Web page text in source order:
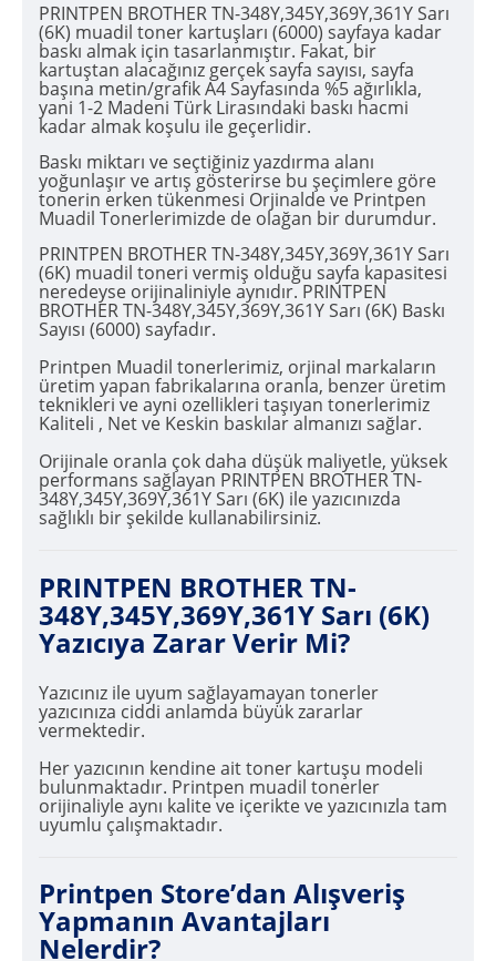
PRINTPEN BROTHER TN-348Y,345Y,369Y,361Y Sarı
(6K) muadil toner kartuşları (6000) sayfaya kadar
baskı almak için tasarlanmıştır. Fakat, bir
kartuştan alacağınız gerçek sayfa sayısı, sayfa
başına metin/grafik A4 Sayfasında %5 ağırlıkla,
yani 1-2 Madeni Türk Lirasındaki baskı hacmi
kadar almak koşulu ile geçerlidir.
Baskı miktarı ve seçtiğiniz yazdırma alanı
yoğunlaşır ve artış gösterirse bu şeçimlere göre
tonerin erken tükenmesi Orjinalde ve Printpen
Muadil Tonerlerimizde de olağan bir durumdur.
PRINTPEN BROTHER TN-348Y,345Y,369Y,361Y Sarı
(6K) muadil toneri vermiş olduğu sayfa kapasitesi
neredeyse orijinaliniyle aynıdır. PRINTPEN
BROTHER TN-348Y,345Y,369Y,361Y Sarı (6K) Baskı
Sayısı (6000) sayfadır.
Printpen Muadil tonerlerimiz, orjinal markaların
üretim yapan fabrikalarına oranla, benzer üretim
teknikleri ve ayni ozellikleri taşıyan tonerlerimiz
Kaliteli , Net ve Keskin baskılar almanızı sağlar.
Orijinale oranla çok daha düşük maliyetle, yüksek
performans sağlayan PRINTPEN BROTHER TN-
348Y,345Y,369Y,361Y Sarı (6K) ile yazıcınızda
sağlıklı bir şekilde kullanabilirsiniz.
PRINTPEN BROTHER TN-
348Y,345Y,369Y,361Y Sarı (6K)
Yazıcıya Zarar Verir Mi?
Yazıcınız ile uyum sağlayamayan tonerler
yazıcınıza ciddi anlamda büyük zararlar
vermektedir.
Her yazıcının kendine ait toner kartuşu modeli
bulunmaktadır. Printpen muadil tonerler
orijinaliyle aynı kalite ve içerikte ve yazıcınızla tam
uyumlu çalışmaktadır.
Printpen Store’dan Alışveriş
Yapmanın Avantajları
Nelerdir?